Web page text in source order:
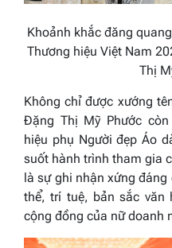
Khoảnh khắc đăng
Thương hiệu Việt Nam
Thị
Không chỉ được xướng
Đặng Thị Mỹ Phước
hiệu phụ Người đẹp Áo
suốt hành trình tham gia
là sự ghi nhận xứng
thể, trí tuệ, bản sắc văn
cộng đồng của nữ doanh